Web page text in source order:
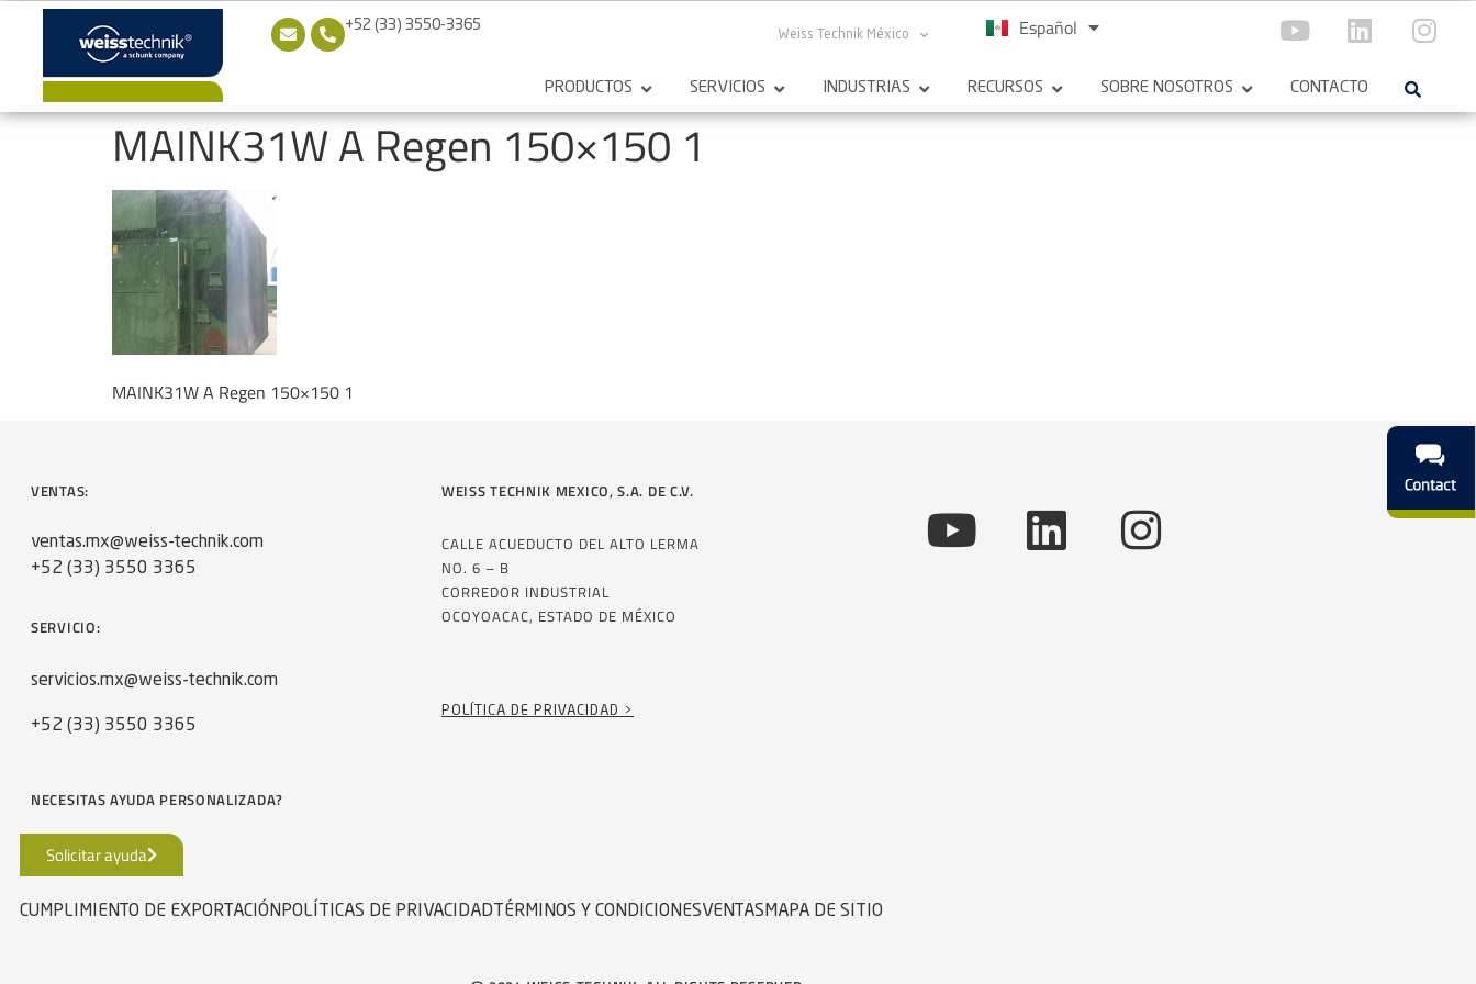
+52 (33) 3550-3365
Weiss Technik México Español
English
PRODUCTOS SERVICIOS INDUSTRIAS RECURSOS SOBRE NOSOTROS CONTACTO
MAINK31W A Regen 150×150 1
MAINK31W A Regen 150×150 1
VENTAS:
ventas.mx@weiss-technik.com
+52 (33) 3550 3365
SERVICIO:
servicios.mx@weiss-technik.com
+52 (33) 3550 3365
NECESITAS AYUDA PERSONALIZADA?
WEISS TECHNIK MEXICO, S.A. DE C.V.
CALLE ACUEDUCTO DEL ALTO LERMA
NO. 6 – B
CORREDOR INDUSTRIAL
OCOYOACAC, ESTADO DE MÉXICO
POLÍTICA DE PRIVACIDAD >
Solicitar ayuda
CUMPLIMIENTO DE EXPORTACIÓN POLÍTICAS DE PRIVACIDAD TÉRMINOS Y CONDICIONESVENTAS MAPA DE SITIO